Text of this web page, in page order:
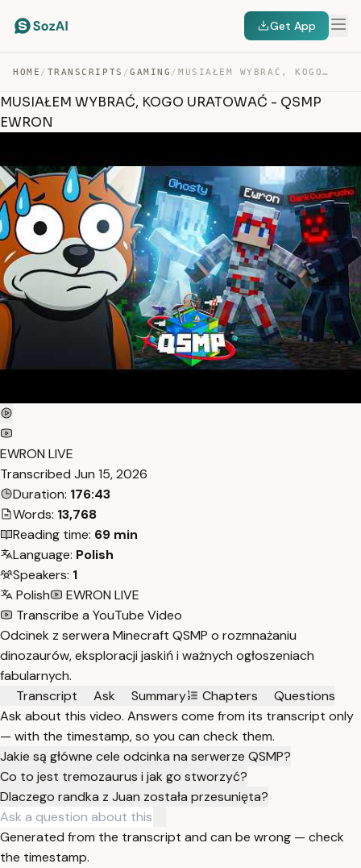
Get App
HOME / TRANSCRIPTS /GAMING / MUSIAŁEM WYBRAĆ, KOGO URATOWAĆ – QSMP EWRON — TRANSCRIPT
MUSIAŁEM WYBRAĆ, KOGO URATOWAĆ - QSMP
EWRON
EWRON LIVE
Transcribed Jun 15, 2026
Duration: 176:43
Words: 13,768
Reading time: 69 min
Language: Polish
Speakers: 1
Polish
EWRON LIVE
Transcribe a YouTube Video
Odcinek z serwera Minecraft QSMP o rozmnażaniu
dinozaurów, eksploracji jaskiń i ważnych ogłoszeniach
fabularnych.
Transcript
Ask Summary Chapters
Questions
Ask about this video. Answers come from its transcript only
— with the timestamp, so you can check them.
Jakie są główne cele odcinka na serwerze QSMP?
Co to jest tremozaurus i jak go stworzyć?
Dlaczego randka z Juan została przesunięta?
Generated from the transcript and can be wrong — check
the timestamp.